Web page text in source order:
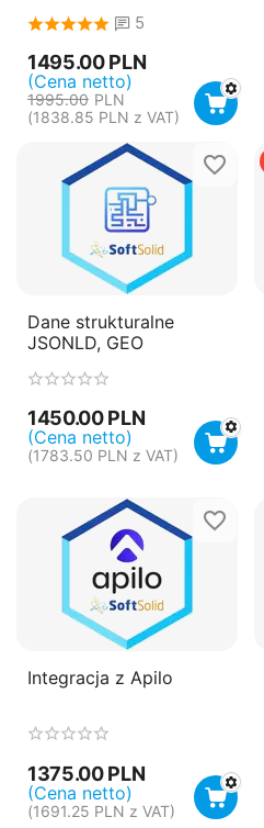
5
1995.00 PLN
1495.00 PLN
(Cena netto)
(1838.85 PLN z VAT)
Dane strukturalne
JSONLD, GEO
1450.00 PLN
(Cena netto)
(1783.50 PLN z VAT)
Integracja z Apilo
1375.00 PLN
(Cena netto)
(1691.25 PLN z VAT)